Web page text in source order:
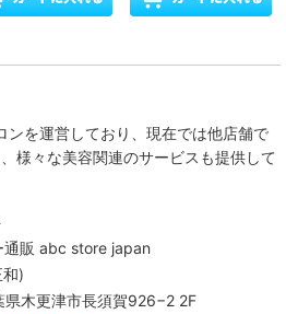
ンを運営しており、現在では他店舗で
様々な美容関連のサービスも提供して
通販 abc store japan
)
木更津市長須賀926−2 2F